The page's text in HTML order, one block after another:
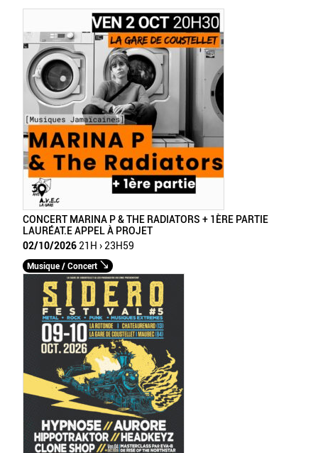
CONCERT MARINA P & THE RADIATORS + 1ÈRE PARTIE
LAURÉAT.E APPEL À PROJET
02/10/2026 21H › 23H59
Musique / Concert